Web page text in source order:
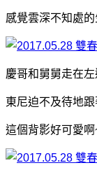
感覺雲深不知處
慶哥和舅舅走在
東尼迫不及待地
這個背影好可愛啊